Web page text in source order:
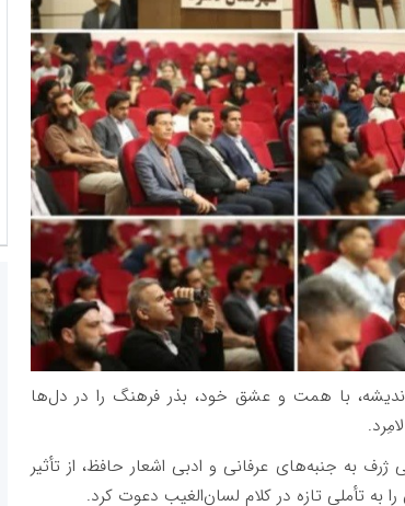
اندیشه، با همت و عشق خود، بذر فرهنگ را در دل‌ها
به جنبه‌های عرفانی و ادبی اشعار حافظ، از تأثیر
تأملی تازه در کلام لسان‌الغیب دعوت کرد.